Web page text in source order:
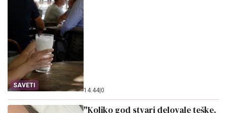
SAVETI
14:44|0
"Koliko god stvari delovale teške,